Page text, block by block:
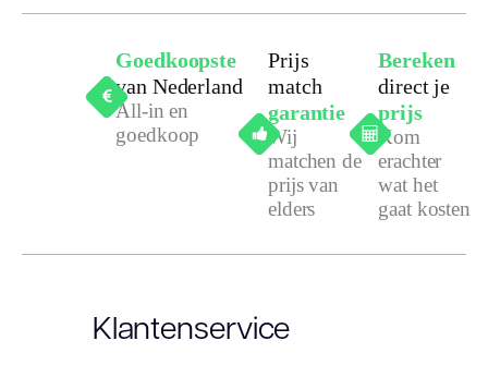
Goedkoopste
van Nederland
All-in en
goedkoop
Prijs
match
garantie
Wij
matchen de
prijs van
elders
Bereken
direct je
prijs
Kom
erachter
wat het
gaat kosten
Klantenservice